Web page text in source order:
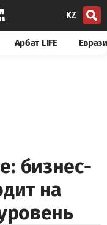
KZ
Арбат LIFE
бизнес-
на